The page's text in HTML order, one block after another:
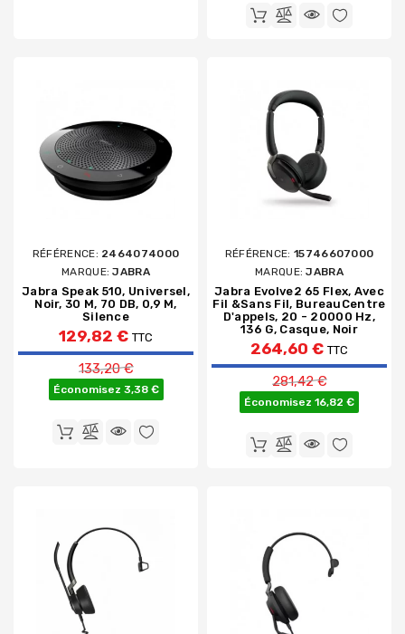
RÉFÉRENCE: 2464074000
MARQUE:JABRA
Jabra Speak 510, Universel,
Noir, 30 M, 70 DB, 0,9 M,
Silence
129,82 € TTC
Prix de base
133,20 €
Économisez 3,38 €
RÉFÉRENCE: 15746607000
MARQUE:JABRA
Jabra Evolve2 65 Flex, Avec
Fil &sans Fil, BureauCentre
D'appels, 20 - 20000 Hz,
136 G, Casque, Noir
264,60 € TTC
Prix de base
281,42 €
Économisez 16,82 €